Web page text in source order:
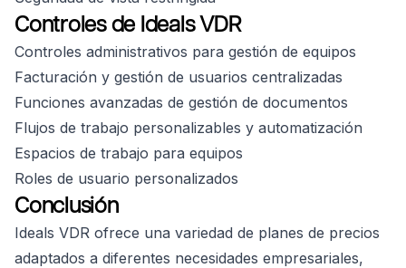
Controles de Ideals VDR
Controles administrativos para gestión de equipos
Facturación y gestión de usuarios centralizadas
Funciones avanzadas de gestión de documentos
Flujos de trabajo personalizables y automatización
Espacios de trabajo para equipos
Roles de usuario personalizados
Conclusión
Ideals VDR ofrece una variedad de planes de precios
adaptados a diferentes necesidades empresariales,